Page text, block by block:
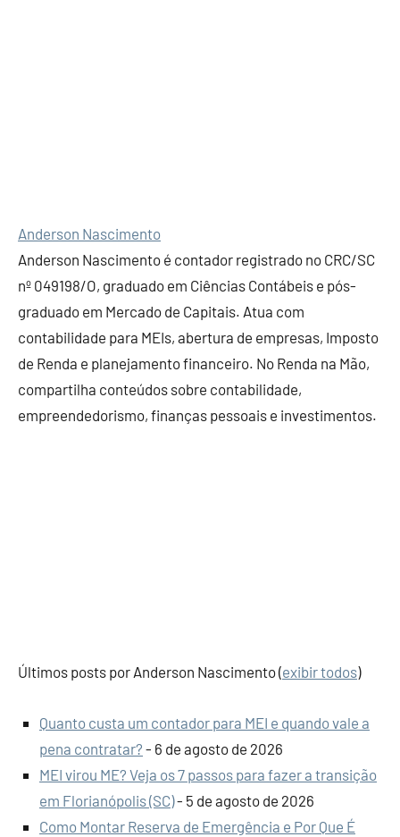
Anderson Nascimento
Anderson Nascimento é contador registrado no CRC/SC
nº 049198/O, graduado em Ciências Contábeis e pós-
graduado em Mercado de Capitais. Atua com
contabilidade para MEIs, abertura de empresas, Imposto
de Renda e planejamento financeiro. No Renda na Mão,
compartilha conteúdos sobre contabilidade,
empreendedorismo, finanças pessoais e investimentos.
Últimos posts por Anderson Nascimento(exibir todos)
Quanto custa um contador para MEI e quando vale a
pena contratar? - 6 de agosto de 2026
MEI virou ME? Veja os 7 passos para fazer a transição
em Florianópolis (SC)- 5 de agosto de 2026
Como Montar Reserva de Emergência e Por Que É